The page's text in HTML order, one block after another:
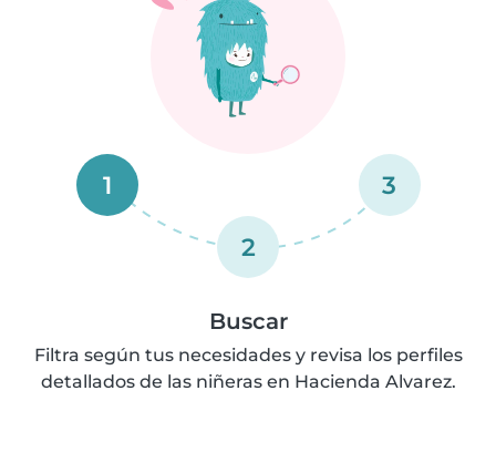
1
2
3
Buscar
Filtra según tus necesidades y revisa los perfiles
detallados de las niñeras en Hacienda Alvarez.